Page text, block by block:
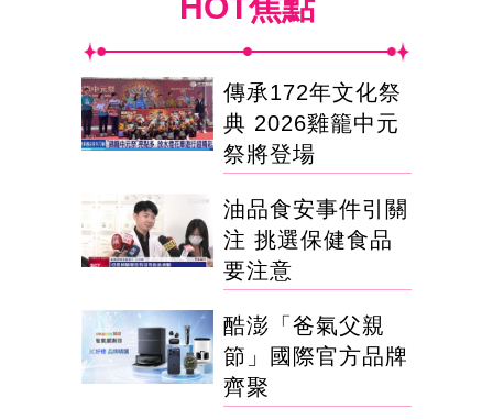
傳承172年文化祭
典 2026雞籠中元
祭將登場
油品食安事件引關
注 挑選保健食品
要注意
酷澎「爸氣父親
節」國際官方品牌
齊聚